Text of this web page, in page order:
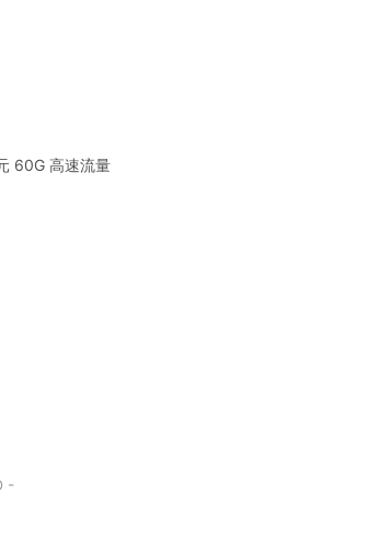
60G 高速流量
-